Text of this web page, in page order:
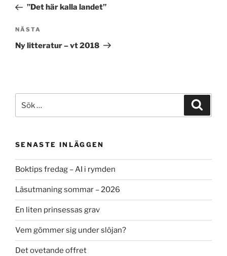
inlägg”Det här kalla landet”
Nästa
inlägg
NÄSTA
Ny litteratur – vt 2018
efter:
SENASTE INLÄGGEN
Boktips fredag – AI i rymden
Läsutmaning sommar – 2026
En liten prinsessas grav
Vem gömmer sig under slöjan?
Det ovetande offret